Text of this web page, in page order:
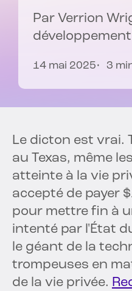
Par Verrion
14 mai 2025 3
Le dicton est vrai.
au Texas, même
atteinte à la vie
accepté de payer
pour mettre fin à
intenté par l'État
le géant de la
trompeuses en
de la vie privée.